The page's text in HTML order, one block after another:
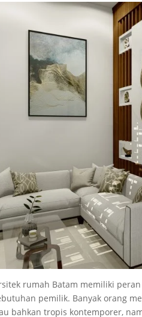
rumah Batam memiliki
pemilik. Banyak orang
bahkan tropis kontemporer,